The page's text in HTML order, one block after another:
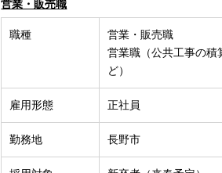
営業・販売職
職種
営業・販売職
営業職（公共工事の積
ど）
雇用形態 正社員
勤務地 長野市